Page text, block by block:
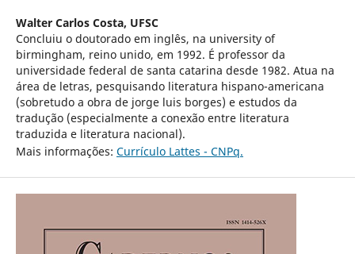
Walter Carlos Costa, UFSC
Concluiu o doutorado em inglês, na university of
birmingham, reino unido, em 1992. É professor da
universidade federal de santa catarina desde 1982. Atua na
área de letras, pesquisando literatura hispano-americana
(sobretudo a obra de jorge luis borges) e estudos da
tradução (especialmente a conexão entre literatura
traduzida e literatura nacional).
Mais informações: Currículo Lattes - CNPq.